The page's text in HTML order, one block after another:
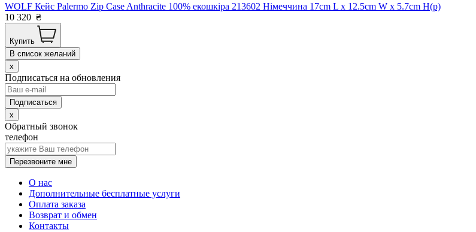
WOLF Кейс Palermo Zip Case Anthracite 100% екошкіра 213602 Німеччина 17cm L x 12.5cm W x 5.7cm H(р)
10 320 ₴
Купить
В список желаний
x
Подписаться на обновления
x
Обратный звонок
телефон
Перезвоните мне
О нас
Дополнительные бесплатные услуги
Оплата заказа
Возврат и обмен
Контакты